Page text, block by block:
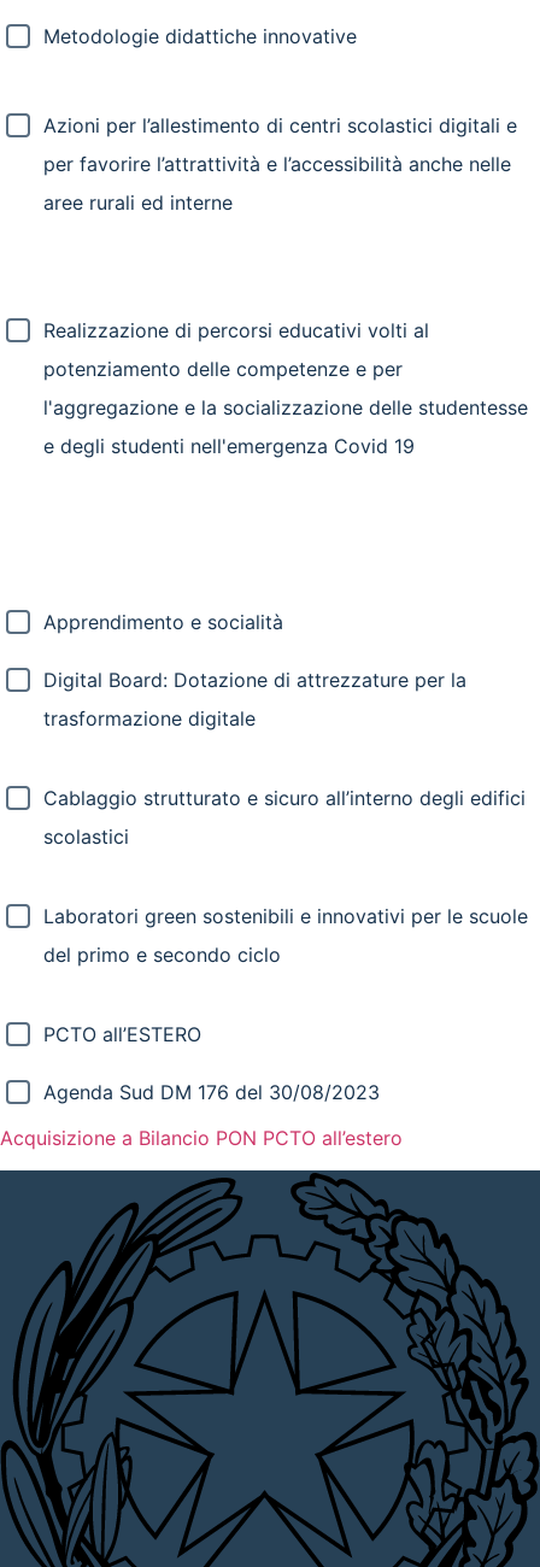
Metodologie didattiche innovative
Azioni per l’allestimento di centri scolastici digitali e
per favorire l’attrattività e l’accessibilità anche nelle
aree rurali ed interne
Realizzazione di percorsi educativi volti al
potenziamento delle competenze e per
l'aggregazione e la socializzazione delle studentesse
e degli studenti nell'emergenza Covid 19
Apprendimento e socialità
Digital Board: Dotazione di attrezzature per la
trasformazione digitale
Cablaggio strutturato e sicuro all’interno degli edifici
scolastici
Laboratori green sostenibili e innovativi per le scuole
del primo e secondo ciclo
PCTO all’ESTERO
Agenda Sud DM 176 del 30/08/2023
Acquisizione a Bilancio PON PCTO all’estero